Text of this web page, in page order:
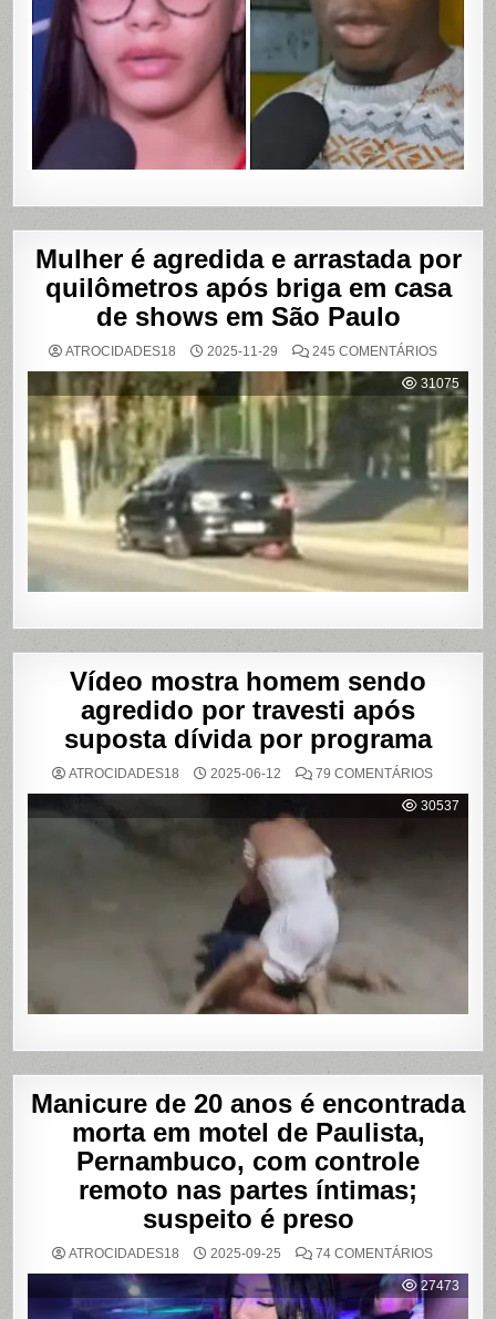
DE
VÍDEOS
ÍNTIMOS
EM
BAHIA
Mulher é agredida e arrastada por
quilômetros após briga em casa
de shows em São Paulo
ATROCIDADES18 2025-11-29 245 COMENTÁRIOSEM
É
E
POR
APÓS
BRIGA
EM
CASA
SHOWS
SÃO
PAULO
31075
Vídeo mostra homem sendo
agredido por travesti após
suposta dívida por programa
ATROCIDADES18 2025-06-12 79 COMENTÁRIOSEM
MOSTRA
HOMEM
30537
Manicure de 20 anos é encontrada
morta em motel de Paulista,
Pernambuco, com controle
remoto nas partes íntimas;
suspeito é preso
ATROCIDADES18 2025-09-25 74 COMENTÁRIOSEM
DE
20
ANOS
27473